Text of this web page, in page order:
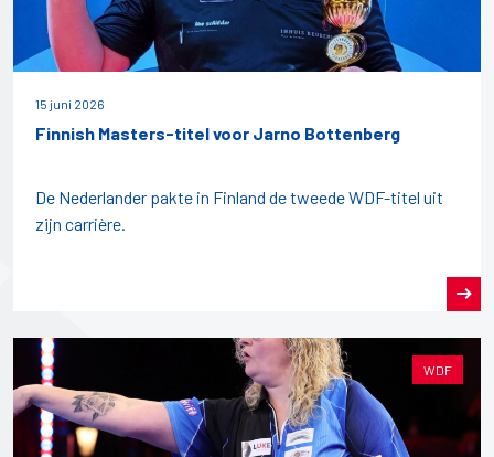
15 juni 2026
Finnish Masters-titel voor Jarno Bottenberg
De Nederlander pakte in Finland de tweede WDF-titel uit
zijn carrière.
WDF